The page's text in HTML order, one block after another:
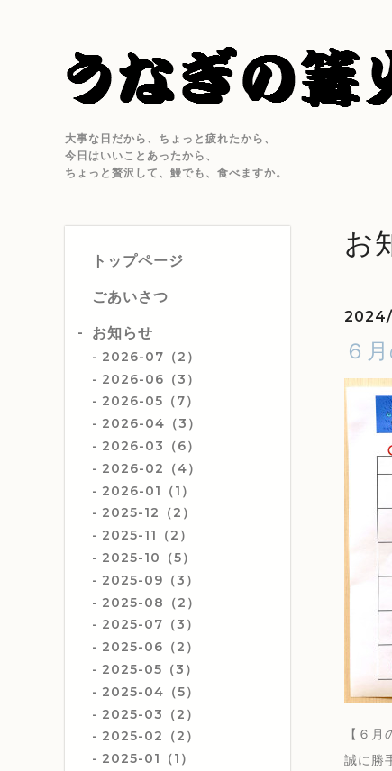
大事な日だから、ちょっと疲れたから、
今日はいいことあったから、
ちょっと贅沢して、鰻でも、食べますか。
トップページ
ごあいさつ
お知らせ
2026-07（2）
2026-06（3）
2026-05（7）
2026-04（3）
2026-03（6）
2026-02（4）
2026-01（1）
2025-12（2）
2025-11（2）
2025-10（5）
2025-09（3）
2025-08（2）
2025-07（3）
2025-06（2）
2025-05（3）
2025-04（5）
2025-03（2）
2025-02（2）
2025-01（1）
お
６
【６月
誠に勝